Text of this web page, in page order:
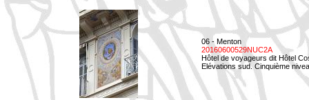
06 - Menton
20160600529NUC2A
Hôtel de voyageurs dit Hôtel
Elévations sud. Cinquième